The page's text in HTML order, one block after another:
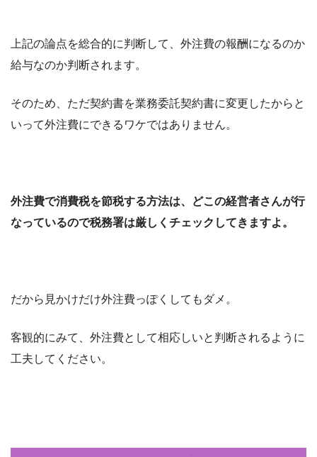
上記の論点を総合的に判断して、外注費の報酬になるのか
給与なのか判断されます。
そのため、ただ契約書を業務委託契約書に変更したからと
いって外注費にできるワケではありません。
外注費で消費税を節税する方法は、どこの経営者さんが行
なっているので税務署は厳しくチェックしてきますよ。
だから見かけだけ外注費っぽくしてもダメ。
客観的にみて、外注費として相応しいと判断されるように
工夫してください。